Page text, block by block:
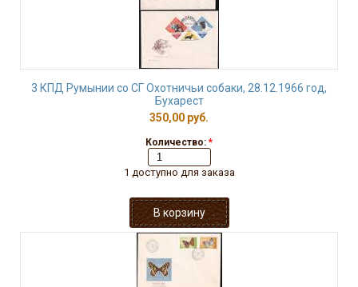
3 КПД Румынии со СГ Охотничьи собаки, 28.12.1966 год,
Бухарест
350,00 руб.
Количество: *
1 доступно для заказа